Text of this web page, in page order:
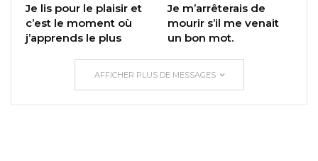
Je lis pour le plaisir et
c’est le moment où
j’apprends le plus
Je m’arrêterais de
mourir s’il me venait
un bon mot.
AFFICHER PLUS DE MESSAGES